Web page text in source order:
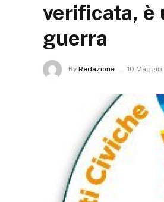
verificata, è
guerra
By Redazione 10 Maggio